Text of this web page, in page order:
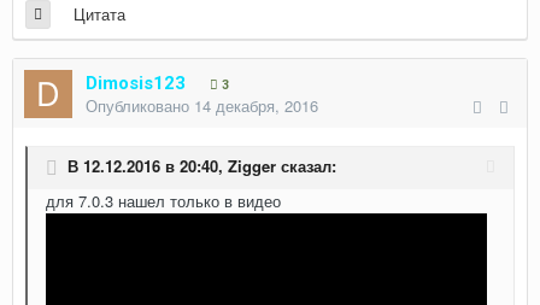
Цитата
Dimosis123 3
Опубликовано 14 декабря, 2016
В 12.12.2016 в 20:40, Zigger сказал:
для 7.0.3 нашел только в видео